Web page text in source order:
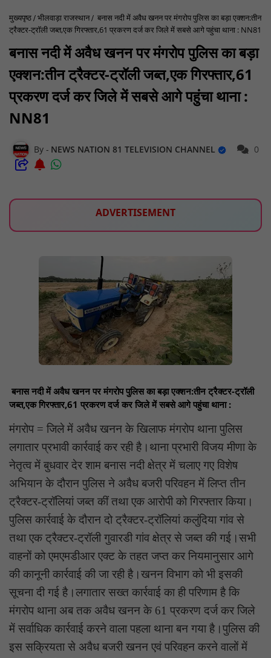
मुख्यपृष्ठ भीलवाड़ा राजस्थान
बनास नदी में अवैध खनन पर मंगरोप पुलिस का बड़ा एक्शन:तीन
ट्रैक्टर-ट्रॉली जब्त,एक गिरफ्तार,61 प्रकरण दर्ज कर जिले में सबसे आगे पहुंचा थाना : NN81
बनास नदी में अवैध खनन पर मंगरोप पुलिस का बड़ा
एक्शन:तीन ट्रैक्टर-ट्रॉली जब्त,एक गिरफ्तार,61
प्रकरण दर्ज कर जिले में सबसे आगे पहुंचा थाना :
NN81
NEWS NATION 81 TELEVISION CHANNEL 0
ADVERTISEMENT
बनास नदी में अवैध खनन पर मंगरोप पुलिस का बड़ा एक्शन:तीन ट्रैक्टर-ट्रॉली
जब्त,एक गिरफ्तार,61 प्रकरण दर्ज कर जिले में सबसे आगे पहुंचा थाना :
मंगरोप = जिले में अवैध खनन के खिलाफ मंगरोप थाना पुलिस
लगातार प्रभावी कार्रवाई कर रही है।थाना प्रभारी विजय मीणा के
नेतृत्व में बुधवार देर शाम बनास नदी क्षेत्र में चलाए गए विशेष
अभियान के दौरान पुलिस ने अवैध बजरी परिवहन में लिप्त तीन
ट्रैक्टर-ट्रॉलियां जब्त कीं तथा एक आरोपी को गिरफ्तार किया।
पुलिस कार्रवाई के दौरान दो ट्रैक्टर-ट्रॉलियां कलुंदिया गांव से
तथा एक ट्रैक्टर-ट्रॉली गुवारडी गांव क्षेत्र से जब्त की गई।सभी
वाहनों को एमएमडीआर एक्ट के तहत जप्त कर नियमानुसार आगे
की कानूनी कार्रवाई की जा रही है।खनन विभाग को भी इसकी
सूचना दी गई है।लगातार सख्त कार्रवाई का ही परिणाम है कि
मंगरोप थाना अब तक अवैध खनन के 61 प्रकरण दर्ज कर जिले
में सर्वाधिक कार्रवाई करने वाला पहला थाना बन गया है।पुलिस की
इस सक्रियता से अवैध बजरी खनन एवं परिवहन करने वालों में